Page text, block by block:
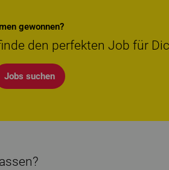
gewonnen?
den perfekten Job für
Jobs suchen